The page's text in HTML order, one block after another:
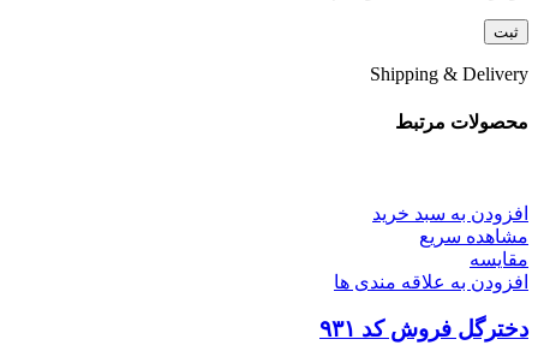
Shipping & Delivery
محصولات مرتبط
افزودن به سبد خرید
مشاهده سریع
مقایسه
افزودن به علاقه مندی ها
دخترگل فروش کد ۹۳۱